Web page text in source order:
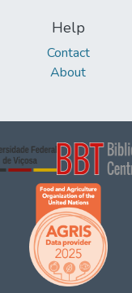
Help
Contact
About